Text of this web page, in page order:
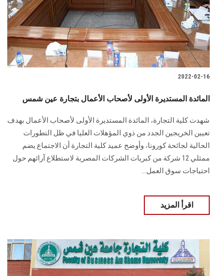
2022-02-16
المائدة المستديرة الأولى لأصحاب الأعمال بتجارة عين شمس
شهدت كلية التجارة، المائدة المستديرة الأولى لأصحاب الأعمال بهدف
تعيين الخريجين الجدد من ذوي المؤهلات العليا في ظل التطورات
الحالية لجائحة كورونا، وأوضح عميد كلية التجارة أن الاجتماع يضم
ممثلي 12 شركة من كبريات الشركات المصرية لاستطلاع آرائهم حول
احتياجات سوق العمل...
اقرأ المزيد